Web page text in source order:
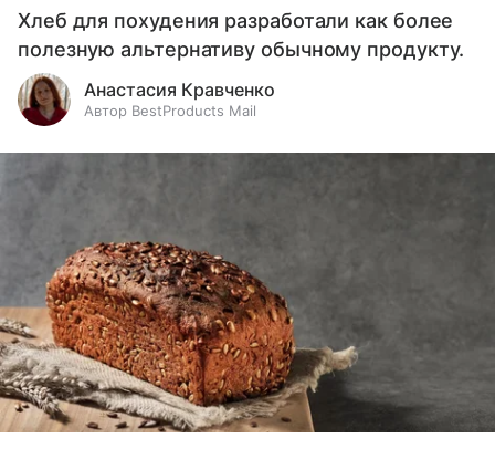
Хлеб для похудения разработали как более
полезную альтернативу обычному продукту.
Анастасия Кравченко
Автор BestProducts Mail